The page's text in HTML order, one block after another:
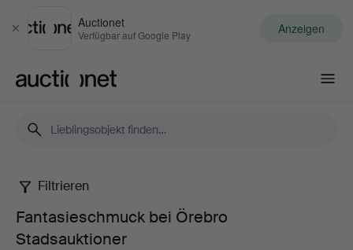
Schließen
Auctionet
Verfügbar auf Google Play Anzeigen
Fantasieschmuck
bei
Filtrieren
Fantasieschmuck bei Örebro
Stadsauktioner